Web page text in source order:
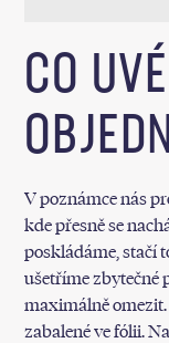
CO
V poznámce nás
kde přesně se
poskládáme, stačí
ušetříme zbytečné
maximálně
zabalené ve fólii.